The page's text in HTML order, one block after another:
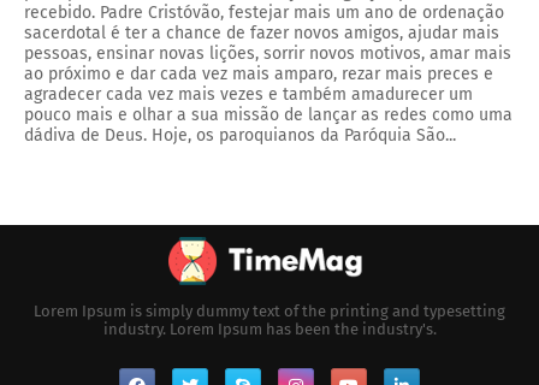
recebido. Padre Cristóvão, festejar mais um ano de ordenação
sacerdotal é ter a chance de fazer novos amigos, ajudar mais
pessoas, ensinar novas lições, sorrir novos motivos, amar mais
ao próximo e dar cada vez mais amparo, rezar mais preces e
agradecer cada vez mais vezes e também amadurecer um
pouco mais e olhar a sua missão de lançar as redes como uma
dádiva de Deus. Hoje, os paroquianos da Paróquia São...
Lorem Ipsum is simply dummy text of the printing and typesetting
industry. Lorem Ipsum has been the industry's.